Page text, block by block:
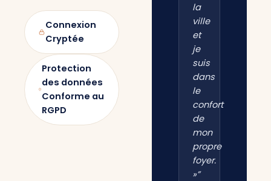
Connexion
Cryptée
Protection
des données
Conforme au
RGPD
la
ville
et
je
suis
dans
le
confort
de
mon
propre
foyer.
»”